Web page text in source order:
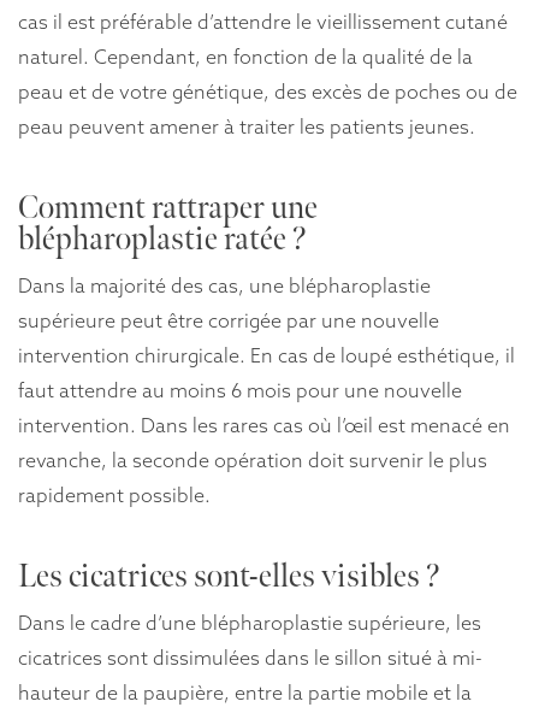
cas il est préférable d’attendre le vieillissement cutané
naturel. Cependant, en fonction de la qualité de la
peau et de votre génétique, des excès de poches ou de
peau peuvent amener à traiter les patients jeunes.
Comment rattraper une
blépharoplastie ratée ?
Dans la majorité des cas, une blépharoplastie
supérieure peut être corrigée par une nouvelle
intervention chirurgicale. En cas de loupé esthétique, il
faut attendre au moins 6 mois pour une nouvelle
intervention. Dans les rares cas où l’œil est menacé en
revanche, la seconde opération doit survenir le plus
rapidement possible.
Les cicatrices sont-elles visibles ?
Dans le cadre d’une blépharoplastie supérieure, les
cicatrices sont dissimulées dans le sillon situé à mi-
hauteur de la paupière, entre la partie mobile et la